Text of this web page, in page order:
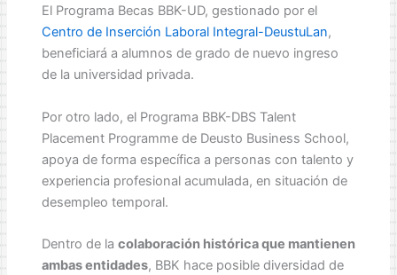
El Programa Becas BBK-UD, gestionado por el
Centro de Inserción Laboral Integral-DeustuLan,
beneficiará a alumnos de grado de nuevo ingreso
de la universidad privada.
Por otro lado, el Programa BBK-DBS Talent
Placement Programme de Deusto Business School,
apoya de forma específica a personas con talento y
experiencia profesional acumulada, en situación de
desempleo temporal.
Dentro de la colaboración histórica que mantienen
ambas entidades, BBK hace posible diversidad de